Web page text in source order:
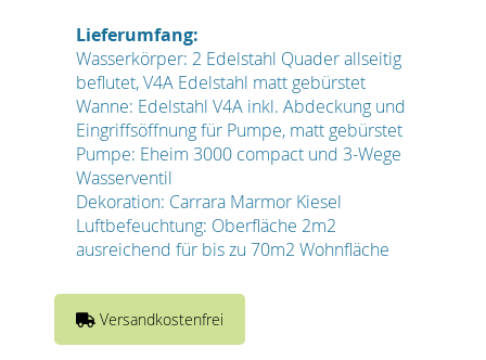
Lieferumfang:
Wasserkörper: 2 Edelstahl Quader allseitig
beflutet, V4A Edelstahl matt gebürstet
Wanne: Edelstahl V4A inkl. Abdeckung und
Eingriffsöffnung für Pumpe, matt gebürstet
Pumpe: Eheim 3000 compact und 3-Wege
Wasserventil
Dekoration: Carrara Marmor Kiesel
Luftbefeuchtung: Oberfläche 2m2
ausreichend für bis zu 70m2 Wohnfläche
Versandkostenfrei